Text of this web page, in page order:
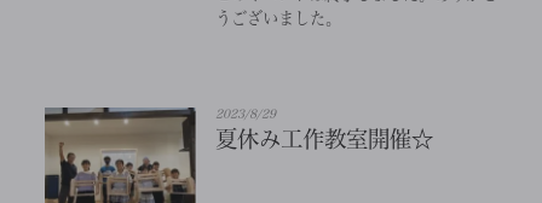
うございました。
2023/8/29
夏休み工作教室開催☆